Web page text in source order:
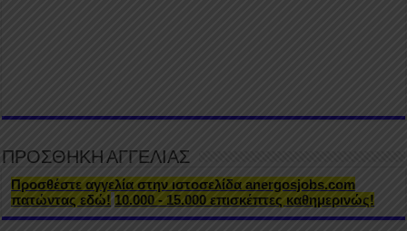
ΠΡΟΣΘΗΚΗ ΑΓΓΕΛΙΑΣ
Προσθέστε αγγελία στην ιστοσελίδα anergosjobs.com
πατώντας εδώ! 10.000 - 15.000 επισκέπτες καθημερινώς!